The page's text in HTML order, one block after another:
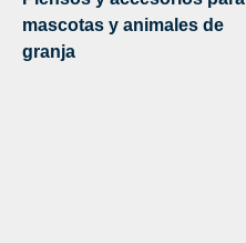
mascotas y animales de
granja